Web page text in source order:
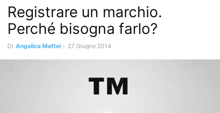
Registrare un marchio.
Perché bisogna farlo?
Di Angelica Maftei - 27 Giugno 2014